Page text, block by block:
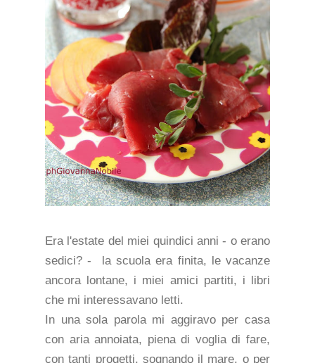
Era l'estate del miei quindici anni - o erano
sedici? - la scuola era finita, le vacanze
ancora lontane, i miei amici partiti, i libri
che mi interessavano letti.
In una sola parola mi aggiravo per casa
con aria annoiata, piena di voglia di fare,
con tanti progetti, sognando il mare, o per